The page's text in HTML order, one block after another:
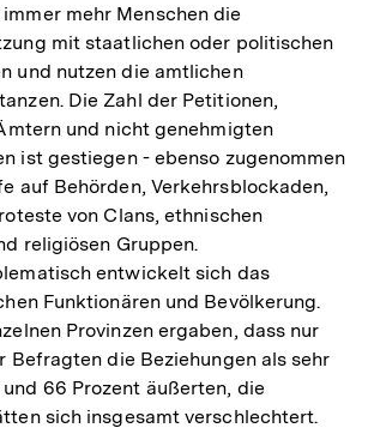
mehr Menschen die
mit staatlichen oder politischen
und nutzen die amtlichen
Die Zahl der Petitionen,
und nicht genehmigten
ist gestiegen - ebenso zugenommen
auf Behörden, Verkehrsblockaden,
von Clans, ethnischen
religiösen Gruppen.
entwickelt sich das
Funktionären und Bevölkerung.
Provinzen ergaben, dass nur
Befragten die Beziehungen als sehr
66 Prozent äußerten, die
sich insgesamt verschlechtert.